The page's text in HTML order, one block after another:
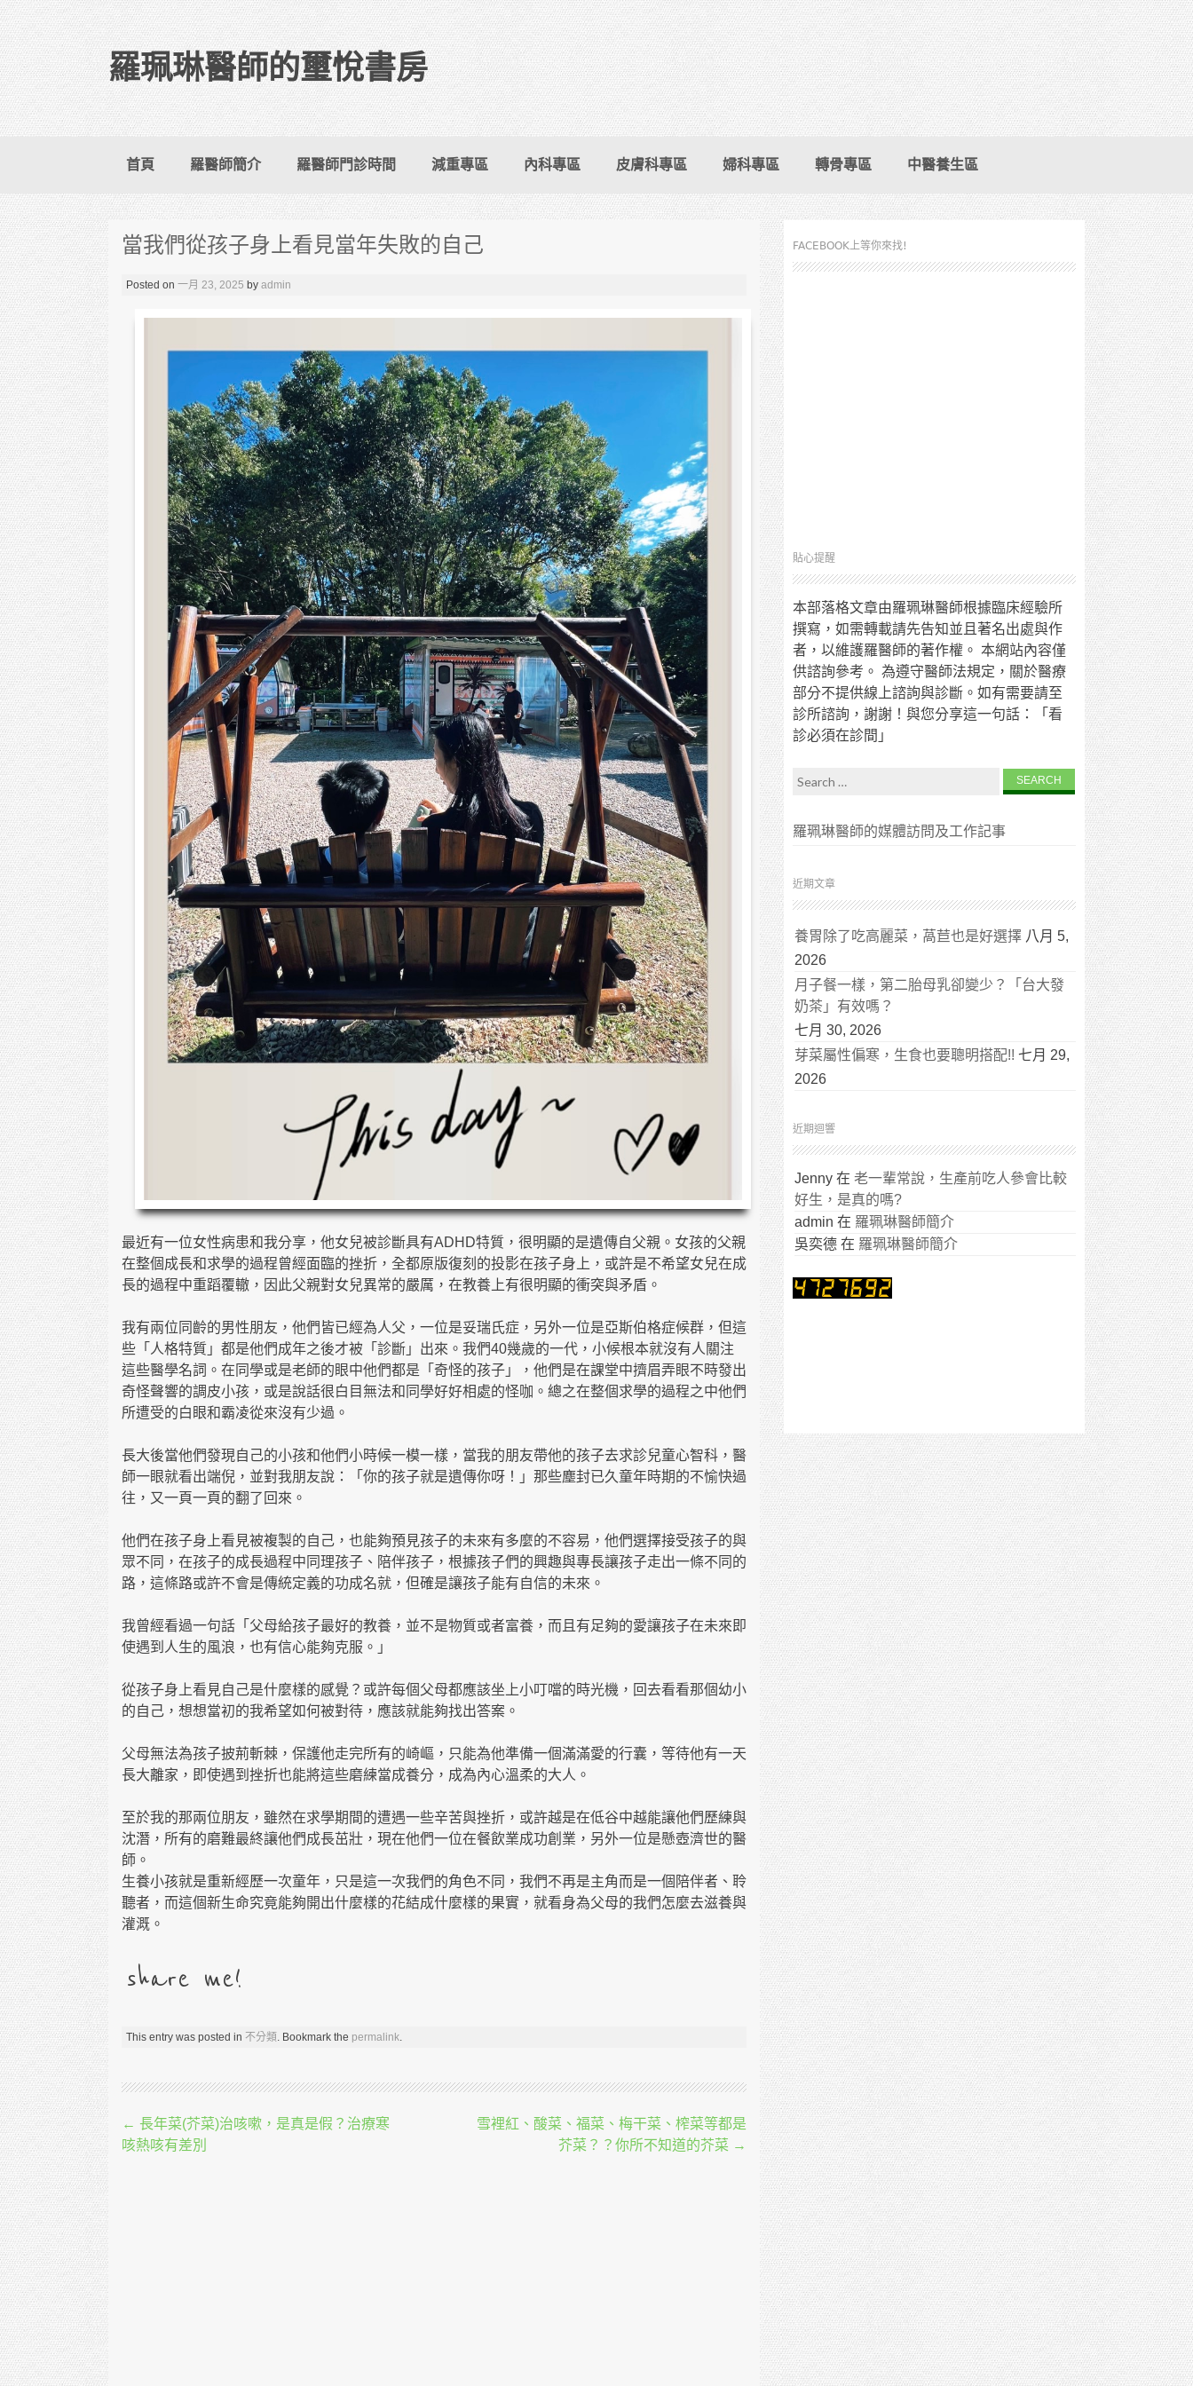
羅珮琳醫師的璽悅書房
Skip to content
首頁 羅醫師簡介 羅醫師門診時間 減重專區 內科專區 皮膚科專區 婦科專區 轉骨專區 中醫養生區
當我們從孩子身上看見當年失敗的自己
Posted on 一月 23, 2025 by admin
最近有一位女性病患和我分享，他女兒被診斷具有ADHD特質，很明顯的是遺傳自父親。女孩的父親
在整個成長和求學的過程曾經面臨的挫折，全都原版復刻的投影在孩子身上，或許是不希望女兒在成
長的過程中重蹈覆轍，因此父親對女兒異常的嚴厲，在教養上有很明顯的衝突與矛盾。
我有兩位同齡的男性朋友，他們皆已經為人父，一位是妥瑞氏症，另外一位是亞斯伯格症候群，但這
些「人格特質」都是他們成年之後才被「診斷」出來。我們40幾歲的一代，小候根本就沒有人關注
這些醫學名詞。在同學或是老師的眼中他們都是「奇怪的孩子」，他們是在課堂中擠眉弄眼不時發出
奇怪聲響的調皮小孩，或是說話很白目無法和同學好好相處的怪咖。總之在整個求學的過程之中他們
所遭受的白眼和霸凌從來沒有少過。
長大後當他們發現自己的小孩和他們小時候一模一樣，當我的朋友帶他的孩子去求診兒童心智科，醫
師一眼就看出端倪，並對我朋友說：「你的孩子就是遺傳你呀！」那些塵封已久童年時期的不愉快過
往，又一頁一頁的翻了回來。
他們在孩子身上看見被複製的自己，也能夠預見孩子的未來有多麼的不容易，他們選擇接受孩子的與
眾不同，在孩子的成長過程中同理孩子、陪伴孩子，根據孩子們的興趣與專長讓孩子走出一條不同的
路，這條路或許不會是傳統定義的功成名就，但確是讓孩子能有自信的未來。
我曾經看過一句話「父母給孩子最好的教養，並不是物質或者富養，而且有足夠的愛讓孩子在未來即
使遇到人生的風浪，也有信心能夠克服。」
從孩子身上看見自己是什麼樣的感覺？或許每個父母都應該坐上小叮噹的時光機，回去看看那個幼小
的自己，想想當初的我希望如何被對待，應該就能夠找出答案。
父母無法為孩子披荊斬棘，保護他走完所有的崎嶇，只能為他準備一個滿滿愛的行囊，等待他有一天
長大離家，即使遇到挫折也能將這些磨練當成養分，成為內心溫柔的大人。
至於我的那兩位朋友，雖然在求學期間的遭遇一些辛苦與挫折，或許越是在低谷中越能讓他們歷練與
沈潛，所有的磨難最終讓他們成長茁壯，現在他們一位在餐飲業成功創業，另外一位是懸壺濟世的醫
師。
生養小孩就是重新經歷一次童年，只是這一次我們的角色不同，我們不再是主角而是一個陪伴者、聆
聽者，而這個新生命究竟能夠開出什麼樣的花結成什麼樣的果實，就看身為父母的我們怎麼去滋養與
灌溉。
share me!
This entry was posted in 不分類 . Bookmark the permalink
Post navigation
← 長年菜(芥菜)治咳嗽，是真是假？治療寒
咳熱咳有差別
雪裡紅、酸菜、福菜、梅干菜、榨菜等都是
芥菜？？你所不知道的芥菜 →
FACEBOOK上等你來找!
貼心提醒
本部落格文章由羅珮琳醫師根據臨床經驗所
撰寫，如需轉載請先告知並且著名出處與作
者，以維護羅醫師的著作權。 本網站內容僅
供諮詢參考。 為遵守醫師法規定，關於醫療
部分不提供線上諮詢與診斷。如有需要請至
診所諮詢，謝謝！與您分享這一句話：「看
診必須在診間」
Search for:
羅珮琳醫師的媒體訪問及工作記事
近期文章
養胃除了吃高麗菜，萵苣也是好選擇 八月 5,
2026
月子餐一樣，第二胎母乳卻變少？「台大發
奶茶」有效嗎？
七月 30, 2026
芽菜屬性偏寒，生食也要聰明搭配!! 七月 29,
2026
近期迴響
Jenny 在 老一輩常說，生產前吃人參會比較
好生，是真的嗎?
admin 在 羅珮琳醫師簡介
吳奕德 在 羅珮琳醫師簡介